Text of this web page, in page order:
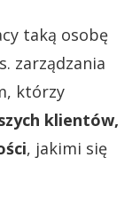
taką osobę
zarządzania
którzy
klientów,
, jakimi się